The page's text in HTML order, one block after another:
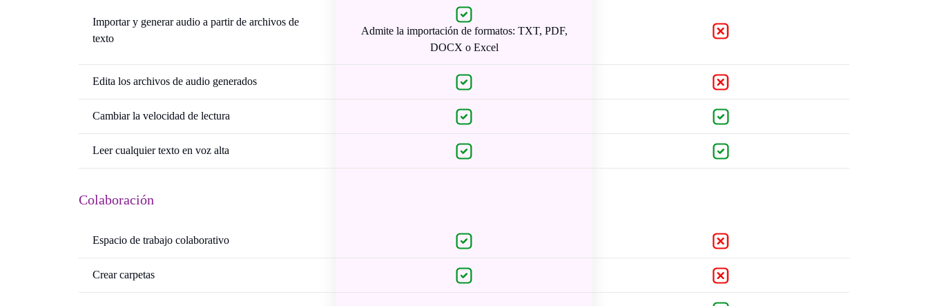
Importar y generar audio a partir de archivos de
texto
Admite la importación de formatos: TXT, PDF,
DOCX o Excel
Edita los archivos de audio generados
Cambiar la velocidad de lectura
Leer cualquier texto en voz alta
Colaboración
Espacio de trabajo colaborativo
Crear carpetas